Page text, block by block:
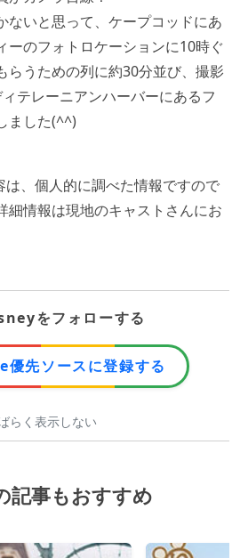
ないと思って、ケープコッドにあ
ーのフォトロケーションに10時ぐ
らうための列に約30分並び、撮影
テレーニアンハーバーにあるフ
ました(^^)
、個人的に調べた情報ですので
細情報は現地のキャストさんにお
をフォローする
先ソースに登録する
らく表示しない
記事もおすすめ